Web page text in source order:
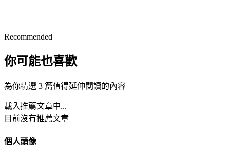
Recommended
你可能也喜歡
為你精選 3 篇值得延伸閱讀的內容
載入推薦文章中...
目前沒有推薦文章
個人頭像